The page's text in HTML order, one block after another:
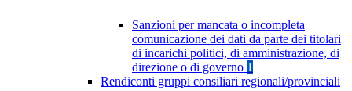
Sanzioni per mancata o incompleta
comunicazione dei dati da parte dei titolari
di incarichi politici, di amministrazione, di
direzione o di governo 1
Rendiconti gruppi consiliari regionali/provinciali